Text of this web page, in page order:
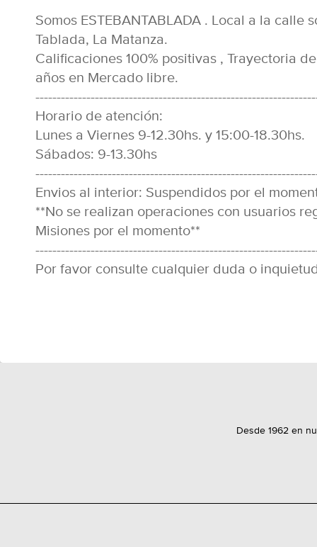
Somos ESTEBANTABLADA . Local a la
Tablada, La Matanza.
Calificaciones 100% positivas , Trayectoria
años en Mercado libre.
Horario de atención:
Lunes a Viernes 9-12.30hs. y 15:00-18.30hs.
Sábados: 9-13.30hs
Envios al interior: Suspendidos por el
**No se realizan operaciones con usuarios
Misiones por el momento**
Por favor consulte cualquier duda o
Desde 1962 en